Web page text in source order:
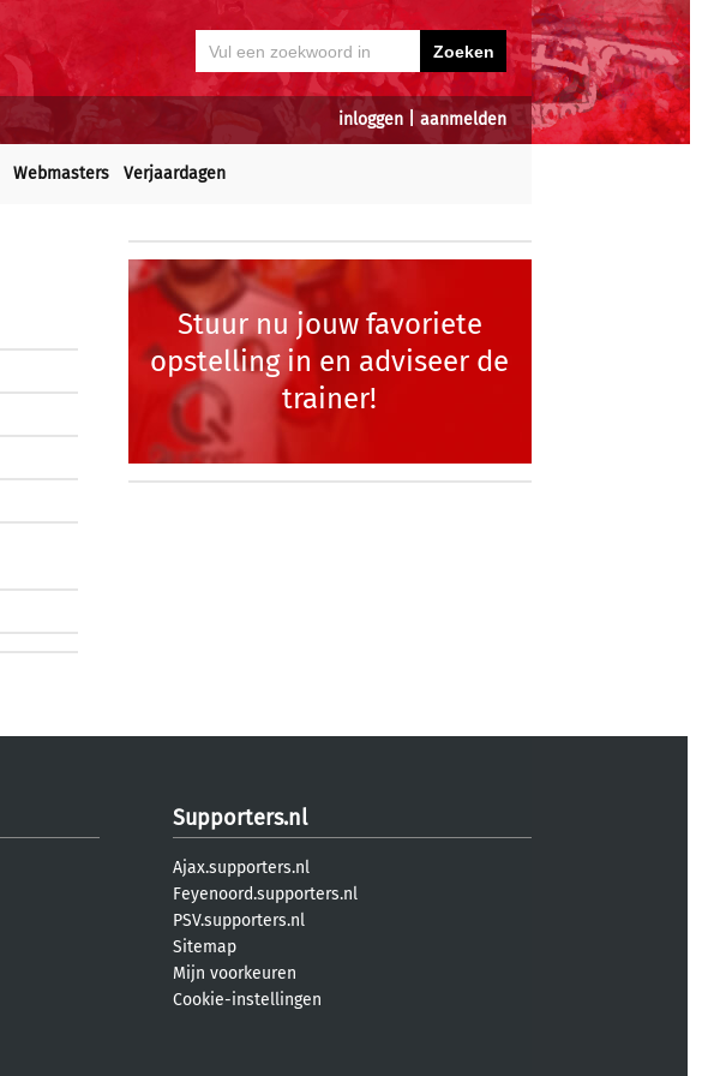
inloggen aanmelden
Webmasters Verjaardagen
Stuur nu jouw favoriete
opstelling in en adviseer de
trainer!
Supporters.nl
Ajax.supporters.nl
Feyenoord.supporters.nl
PSV.supporters.nl
Sitemap
Mijn voorkeuren
Cookie-instellingen